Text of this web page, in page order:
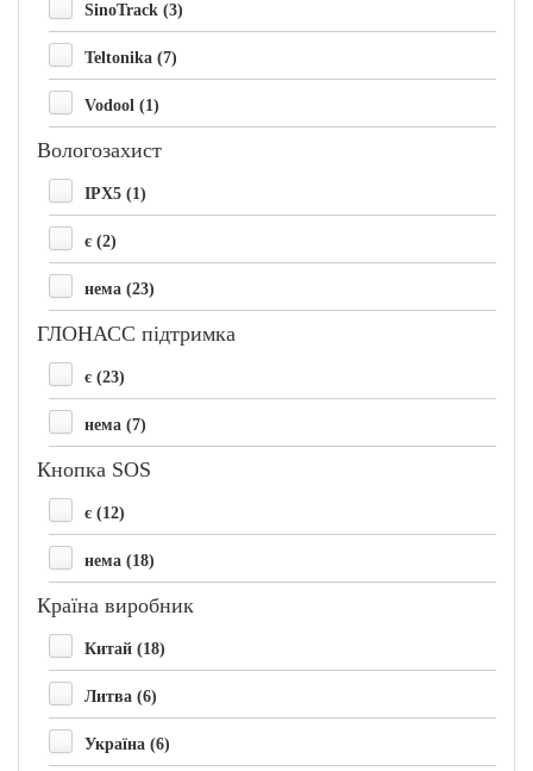
SinoTrack (3)
Teltonika (7)
Vodool (1)
Вологозахист
IPX5 (1)
є (2)
нема (23)
ГЛОНАСС підтримка
є (23)
нема (7)
Кнопка SOS
є (12)
нема (18)
Країна виробник
Китай (18)
Литва (6)
Україна (6)